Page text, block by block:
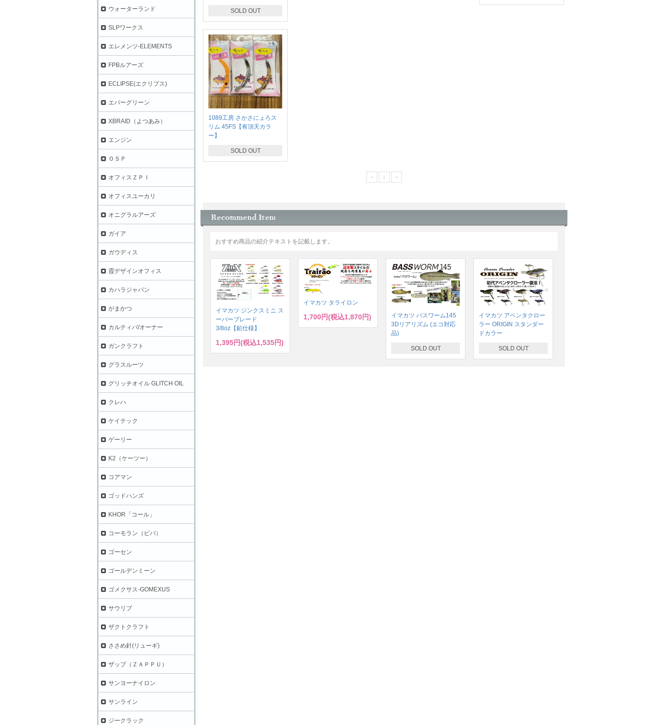
SOLD OUT
1089工房 さかさにょろス
リム 45FS【有頂天カラ
ー】
SOLD OUT
< 1 >
おすすめ商品の紹介テキストを記載します。
イマカツ ジンクスミニ ス
ーパーブレード
3/8oz【鉛仕様】
1,395円(税込1,535円)
イマカツ タライロン
1,700円(税込1,870円)
イマカツ バスワーム145
3Dリアリズム (エコ対応
品)
SOLD OUT
イマカツ アベンタクロー
ラー ORIGIN スタンダー
ドカラー
SOLD OUT
ウォーターランド
SLPワークス
エレメンツ-ELEMENTS
FPBルアーズ
ECLIPSE(エクリプス)
エバーグリーン
XBRAID（よつあみ）
エンジン
ＯＳＰ
オフィスＺＰＩ
オフィスユーカリ
オニグラルアーズ
ガイア
ガウディス
霞デザインオフィス
カハラジャパン
がまかつ
カルティバ/オーナー
ガンクラフト
グラスルーツ
グリッチオイル GLITCH OIL
クレハ
ケイテック
ゲーリー
K2（ケーツー）
コアマン
ゴッドハンズ
KHOR「コール」
コーモラン（ビバ）
ゴーセン
ゴールデンミーン
ゴメクサス-GOMEXUS
サウリブ
ザクトクラフト
ささめ針(リューギ)
ザップ（ＺＡＰＰＵ）
サンヨーナイロン
サンライン
ジークラック